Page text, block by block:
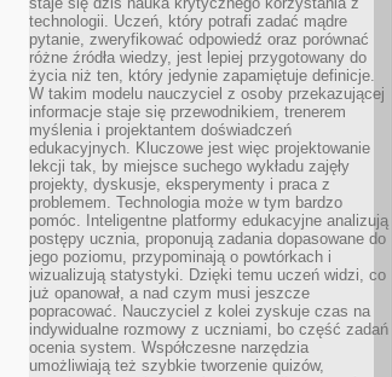
technologii. Uczeń, który potrafi zadać mądre
pytanie, zweryfikować odpowiedź oraz porównać
różne źródła wiedzy, jest lepiej przygotowany do
życia niż ten, który jedynie zapamiętuje definicje.
W takim modelu nauczyciel z osoby przekazującej
informacje staje się przewodnikiem, trenerem
myślenia i projektantem doświadczeń
edukacyjnych. Kluczowe jest więc projektowanie
lekcji tak, by miejsce suchego wykładu zajęły
projekty, dyskusje, eksperymenty i praca z
problemem. Technologia może w tym bardzo
pomóc. Inteligentne platformy edukacyjne analizują
postępy ucznia, proponują zadania dopasowane do
jego poziomu, przypominają o powtórkach i
wizualizują statystyki. Dzięki temu uczeń widzi, co
już opanował, a nad czym musi jeszcze
popracować. Nauczyciel z kolei zyskuje czas na
indywidualne rozmowy z uczniami, bo część zadań
ocenia system. Współczesne narzędzia
umożliwiają też szybkie tworzenie quizów,